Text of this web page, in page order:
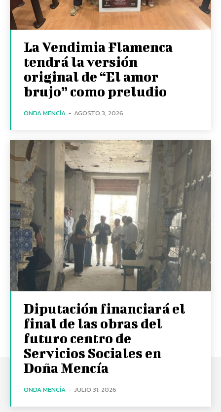
La Vendimia Flamenca
tendrá la versión
original de “El amor
brujo” como preludio
ONDA MENCÍA - AGOSTO 3, 2026
Diputación financiará el
final de las obras del
futuro centro de
Servicios Sociales en
Doña Mencía
ONDA MENCÍA - JULIO 31, 2026